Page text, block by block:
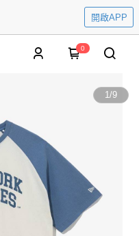
開啟APP
0
1/9